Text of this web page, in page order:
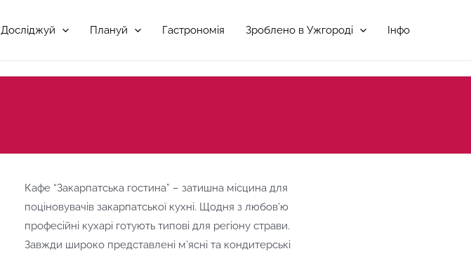
Досліджуй Плануй Гастрономія Зроблено в Ужгороді Інфо
Кафе “Закарпатська гостина” – затишна місцина для
поціновувачів закарпатської кухні. Щодня з любов’ю
професійні кухарі готують типові для регіону страви.
Завжди широко представлені м’ясні та кондитерські